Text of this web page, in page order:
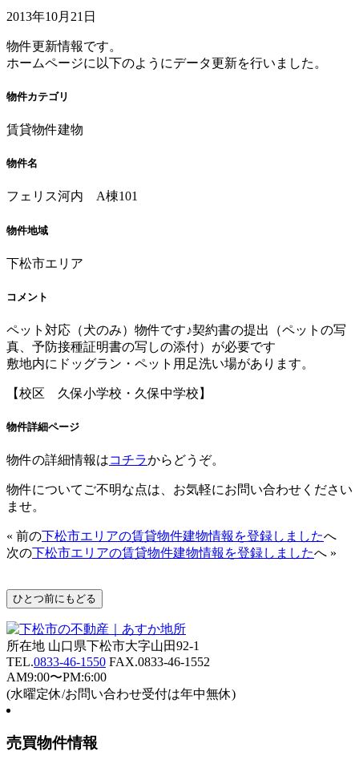
2013年10月21日
物件更新情報です。
ホームページに以下のようにデータ更新を行いました。
物件カテゴリ
賃貸物件建物
物件名
フェリス河内 A棟101
物件地域
下松市エリア
コメント
ペット対応（犬のみ）物件です♪契約書の提出（ペットの写
真、予防接種証明書の写しの添付）が必要です
敷地内にドッグラン・ペット用足洗い場があります。
【校区 久保小学校・久保中学校】
物件詳細ページ
物件の詳細情報はコチラからどうぞ。
物件についてご不明な点は、お気軽にお問い合わせください
ませ。
« 前の 下松市エリアの賃貸物件建物情報を登録しましたへ
次の 下松市エリアの賃貸物件建物情報を登録しましたへ »
所在地 山口県下松市大字山田92-1
TEL.0833-46-1550 FAX.0833-46-1552
AM9:00〜PM:6:00
(水曜定休/お問い合わせ受付は年中無休)
売買物件情報